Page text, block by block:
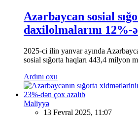
Azərbaycan sosial
daxilolmalarını 12%-
2025-ci ilin yanvar ayında
sosial sığorta haqları 443,4 milyon
Ardını oxu
Maliyyə
13 Fevral 2025, 11:07